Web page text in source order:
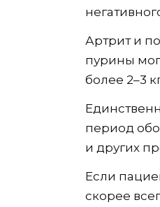
Артрит и
пурины
более 2–3
период
и других
Если
скорее